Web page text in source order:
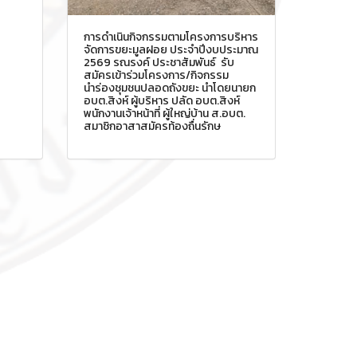
การดำเนินกิจกรรมตามโครงการบริหาร
จัดการขยะมูลฝอย ประจำปีงบประมาณ
2569 รณรงค์ ประชาสัมพันธ์ รับ
สมัครเข้าร่วมโครงการ/กิจกรรม
นำร่องชุมชนปลอดถังขยะ นำโดยนายก
อบต.สิงห์ ผู้บริหาร ปลัด อบต.สิงห์
พนักงานเจ้าหน้าที่ ผู้ใหญ่บ้าน ส.อบต.
สมาชิกอาสาสมัครท้องถื่นรักษ